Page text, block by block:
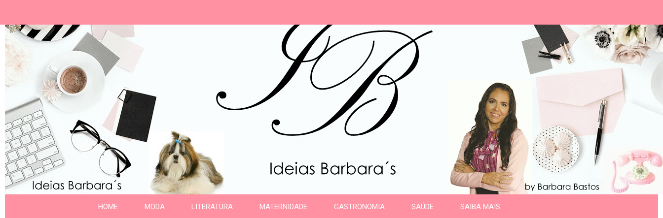
HOME MODA LITERATURA MATERNIDADE GASTRONOMIA SAÚDE SAIBA MAIS